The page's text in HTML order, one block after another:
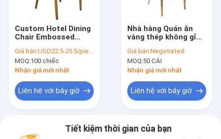
Custom Hotel Dining
Chair Embossed
Aluminum Alloy Metal
Gỗ đệm ghế tre
Giá bán:USD22.5-25.5/pieces
MOQ:100 chiếc
Nhận giá mới nhất
Liên hệ với bây giờ
Nhà hàng Quán ăn
vàng thép không gỉ
giản Kim loại Phoenix
Giá bán:Negotiated
MOQ:50 CÁI
Nhận giá mới nhất
Liên hệ với bây giờ
Tiết kiệm thời gian của bạn